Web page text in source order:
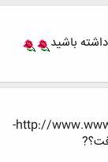
باشید
http://www.www.www.iran-eng.ir/showthread.php/558600-